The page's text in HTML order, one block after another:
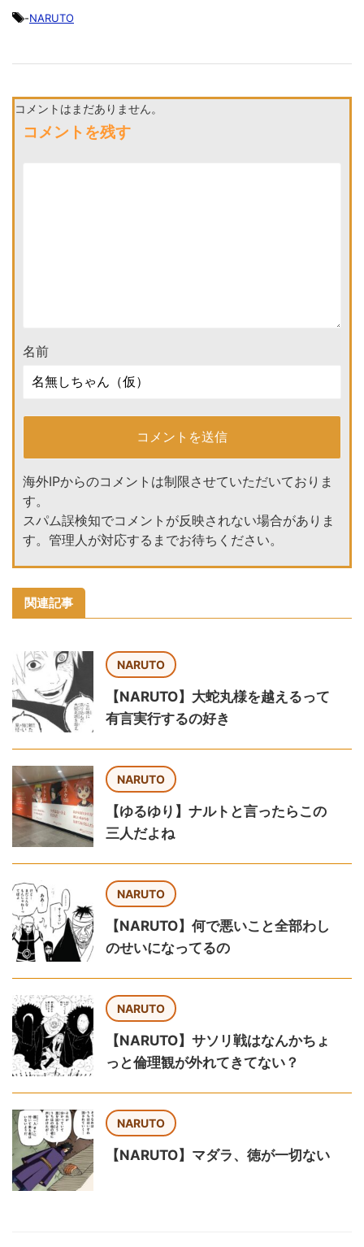
-NARUTO
コメントはまだありません。
コメントを残す
名前
海外IPからのコメントは制限させていただいておりま
す。
スパム誤検知でコメントが反映されない場合がありま
す。管理人が対応するまでお待ちください。
関連記事
NARUTO
【NARUTO】大蛇丸様を越えるって
有言実行するの好き
NARUTO
【ゆるゆり】ナルトと言ったらこの
三人だよね
NARUTO
【NARUTO】何で悪いこと全部わし
のせいになってるの
NARUTO
【NARUTO】サソリ戦はなんかちょ
っと倫理観が外れてきてない？
NARUTO
【NARUTO】マダラ、徳が一切ない